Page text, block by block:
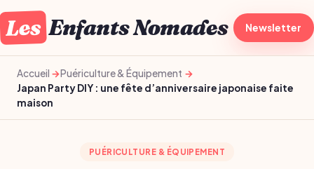
Les Enfants Nomades À la une
Newsletter
Accueil
Puériculture & Équipement
Japan Party DIY : une fête d’anniversaire japonaise faite
maison
PUÉRICULTURE & ÉQUIPEMENT